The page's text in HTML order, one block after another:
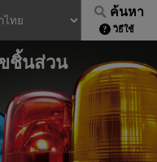
ค้นหา
วิธีใช้
ชิ้นส่วน